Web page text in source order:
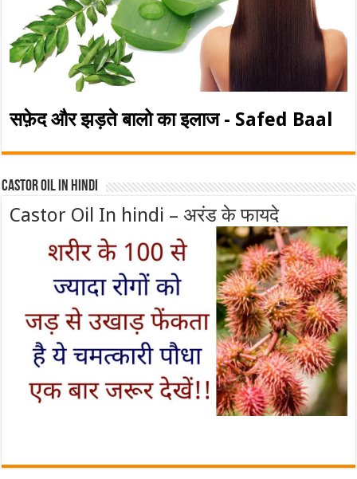
सफ़ेद और झड़ते बालो का इलाज - Safed Baal
Castor Oil In Hindi
Castor Oil In hindi – अरंड के फायदे